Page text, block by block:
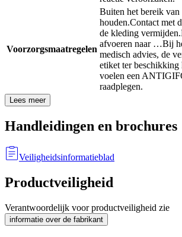
Voorzorgsmaatregelen
Buiten het bereik van
houden.Contact met
de kleding vermijden.
afvoeren naar …Bij
medisch advies, de
etiket ter beschikking
voelen een
raadplegen.
Lees meer
Handleidingen en brochures
Veiligheidsinformatieblad
Productveiligheid
Verantwoordelijk voor productveiligheid zie
informatie over de fabrikant